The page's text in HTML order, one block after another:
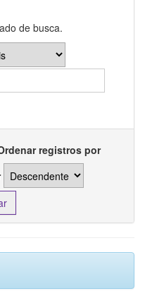
de busca.
registros por